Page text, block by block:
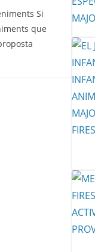
Si
que